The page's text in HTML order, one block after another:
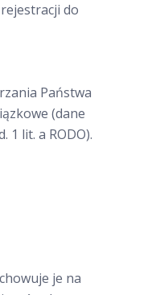
do
Państwa
(dane
1 lit. a RODO).
je na